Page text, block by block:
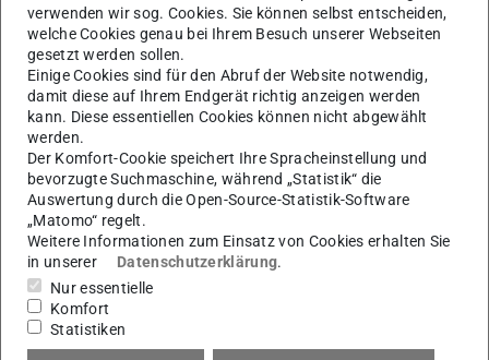
Wie sieht die Baustoffkundeklausur aus (Multiple-
Choice, eigene Antworten, Texte schreiben, Zeichnen)?
Lassen sie sich überraschen. Hinweise werden immer
vorab im Rahmen der Vorlesungen gegeben.
Gibt es eine Musterklausur oder Musterfragen?
Wir bieten keine Musterklausur oder Musterfragen an.
Während der Blockveranstaltung gehen wir aber immer
einige Musterfragen im Anschluss an eine Vorlesung
durch. Diese vermitteln ihnen einen Eindruck bezüglich
der Struktur der Klausur, des Schwierigkeitsgrads und
ihres individuellen Wissensstands.
verwenden wir sog. Cookies. Sie können selbst entscheiden,
welche Cookies genau bei Ihrem Besuch unserer Webseiten
gesetzt werden sollen.
Einige Cookies sind für den Abruf der Website notwendig,
damit diese auf Ihrem Endgerät richtig anzeigen werden
kann. Diese essentiellen Cookies können nicht abgewählt
werden.
Der Komfort-Cookie speichert Ihre Spracheinstellung und
bevorzugte Suchmaschine, während „Statistik“ die
Auswertung durch die Open-Source-Statistik-Software
„Matomo“ regelt.
Weitere Informationen zum Einsatz von Cookies erhalten Sie
in unserer
Datenschutzerklärung.
Nur essentielle
Komfort
Statistiken